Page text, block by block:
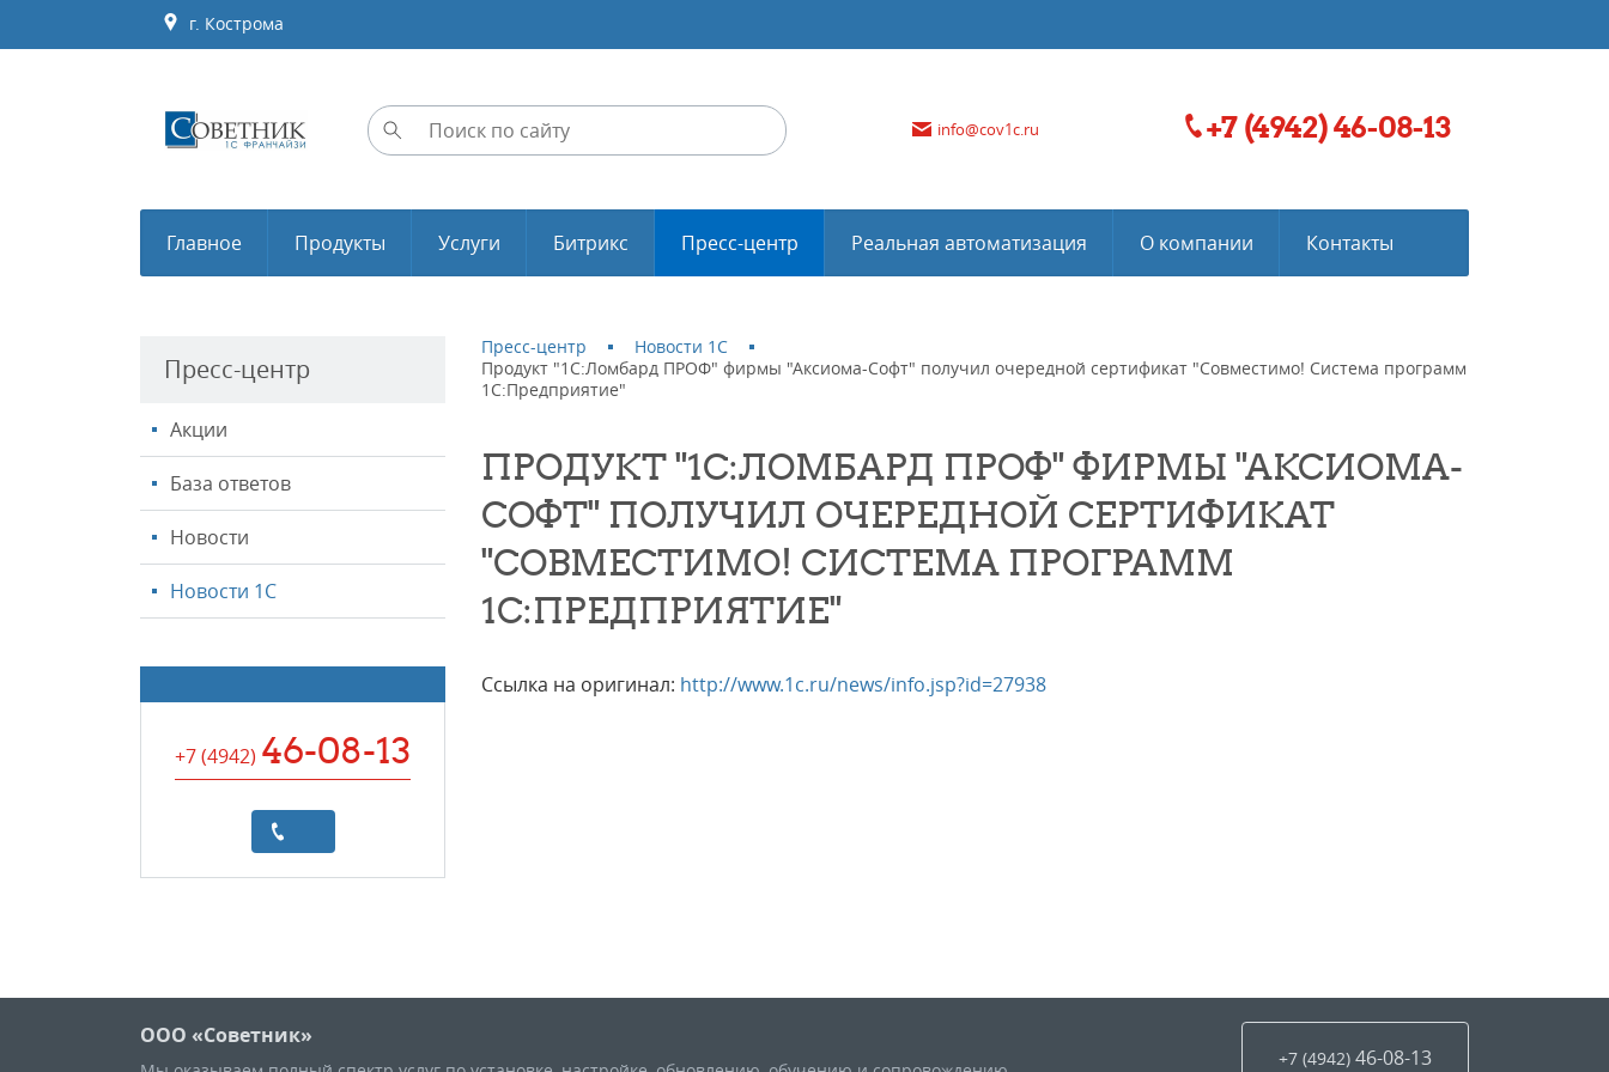
г. Кострома
info@cov1c.ru +7 (4942) 46-08-13
Главное Продукты Услуги Битрикс Пресс-центр Реальная автоматизация О компании Контакты
Пресс-центр
Акции
База ответов
Новости
Новости 1С
+7 (4942) 46-08-13
Пресс-центр
Новости 1С
Продукт "1С:Ломбард ПРОФ" фирмы "Аксиома-Софт" получил очередной сертификат "Совместимо! Система программ
1С:Предприятие"
ПРОДУКТ "1С:ЛОМБАРД ПРОФ" ФИРМЫ "АКСИОМА-
СОФТ" ПОЛУЧИЛ ОЧЕРЕДНОЙ СЕРТИФИКАТ
"СОВМЕСТИМО! СИСТЕМА ПРОГРАММ
1С:ПРЕДПРИЯТИЕ"
Ссылка на оригинал: http://www.1c.ru/news/info.jsp?id=27938
ООО «Советник»
+7 (4942) 46-08-13